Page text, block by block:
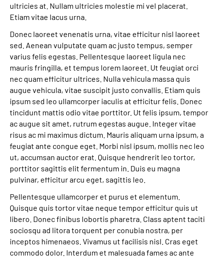
ultricies at. Nullam ultricies molestie mi vel placerat.
Etiam vitae lacus urna.
Donec laoreet venenatis urna, vitae efficitur nisl laoreet
sed. Aenean vulputate quam ac justo tempus, semper
varius felis egestas. Pellentesque laoreet ligula nec
mauris fringilla, et tempus lorem laoreet. Ut feugiat orci
nec quam efficitur ultrices. Nulla vehicula massa quis
augue vehicula, vitae suscipit justo convallis. Etiam quis
ipsum sed leo ullamcorper iaculis at efficitur felis. Donec
tincidunt mattis odio vitae porttitor. Ut felis ipsum, tempor
ac augue sit amet, rutrum egestas augue. Integer vitae
risus ac mi maximus dictum. Mauris aliquam urna ipsum, a
feugiat ante congue eget. Morbi nisl ipsum, mollis nec leo
ut, accumsan auctor erat. Quisque hendrerit leo tortor,
porttitor sagittis elit fermentum in. Duis eu magna
pulvinar, efficitur arcu eget, sagittis leo.
Pellentesque ullamcorper et purus et elementum.
Quisque quis tortor vitae neque tempor efficitur quis ut
libero. Donec finibus lobortis pharetra. Class aptent taciti
sociosqu ad litora torquent per conubia nostra, per
inceptos himenaeos. Vivamus ut facilisis nisl. Cras eget
commodo dolor. Interdum et malesuada fames ac ante